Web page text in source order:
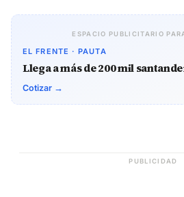
ESPACIO PUBLICITARIO
EL FRENTE · PAUTA
Llega a más de 200 mil
Cotizar →
PUBLICIDAD